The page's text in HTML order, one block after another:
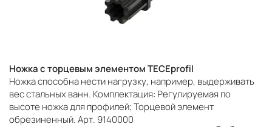
Ножка с торцевым элементом TECEprofil
Ножка способна нести нагрузку, например, выдерживать
вес стальных ванн. Комплектация: Регулируемая по
высоте ножка для профилей; Торцевой элемент
обрезиненный. Арт. 9140000